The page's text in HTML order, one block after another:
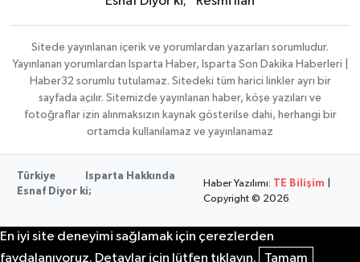
Sitede yayınlanan içerik ve yorumlardan yazarları sorumludur.
Yayınlanan yorumlardan Isparta Haber, Isparta Son Dakika Haberleri |
Haber32 sorumlu tutulamaz. Sitedeki tüm harici linkler ayrı bir
sayfada açılır. Sitemizde yayınlanan haber, köşe yazıları ve
fotoğraflar izin alınmaksızın kaynak gösterilse dahi, herhangi bir
ortamda kullanılamaz ve yayınlanamaz
Türkiye
Isparta Hakkında
Esnaf Diyor ki;
Haber Yazılımı: TE Bilişim
Copyright © 2026
En iyi site deneyimi sağlamak için çerezlerden
faydalanıyoruz. Detaylar için lütfen tıklayın.
Tamam